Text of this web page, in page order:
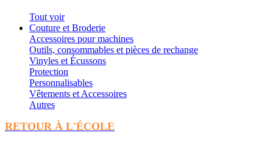
Tout voir
Couture et Broderie
Accessoires pour machines
Outils, consommables et pièces de rechange
Vinyles et Écussons
Protection
Personnalisables
Vêtements et Accessoires
Autres
RETOUR À L'ÉCOLE